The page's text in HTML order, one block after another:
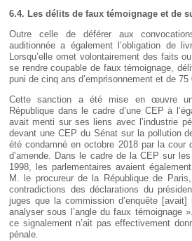
6.4. Les délits de faux témoignage et de
Outre celle de déférer aux
auditionnée a également l’obligation de
Lorsqu’elle omet volontairement des faits
se rendre coupable de faux témoignage,
puni de cinq ans d’emprisonnement et de 75
Cette sanction a été mise en œuvre
République dans le cadre d’une CEP à
avait menti sur ses liens avec l’industrie
devant une CEP du Sénat sur la pollution
été condamné en octobre 2018 par la cour
d’amende. Dans le cadre de la CEP sur
1998, les parlementaires avaient
M. le procureur de la République de
contradictions des déclarations du
juges que la commission d’enquête
analyser sous l’angle du faux témoignage
ce signalement n’ait pas effectivement
pénale.